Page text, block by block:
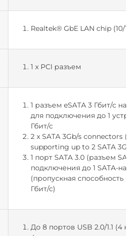
Realtek® GbE LAN chip (10/
1 x PCI разъем
1 разъем eSATA 3 Гбит/с на
для подключения до 1
Гбит/с
2 x SATA 3Gb/s connectors
supporting up to 2 SATA 3Gb/
1 порт SATA 3.0 (разъем
подключения до 1 SATA-
(пропускная способность
Гбит/с)
До 8 портов USB 2.0/1.1 (4 на